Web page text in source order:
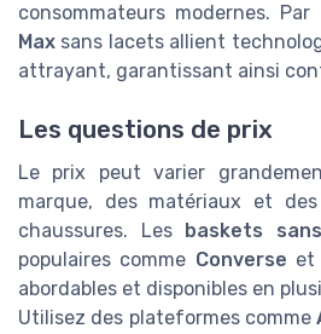
consommateurs modernes. Par
Max sans lacets allient
attrayant, garantissant ainsi
Les questions de prix
Le prix peut varier
marque, des matériaux et
chaussures. Les
baskets
populaires comme Converse
abordables et disponibles en
Utilisez des plateformes comme